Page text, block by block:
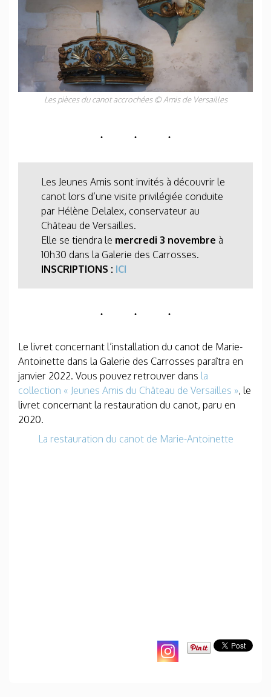
Les pièces du canot accrochées ©Amis de Versailles
Les Jeunes Amis sont invités à découvrir le
canot lors d’une visite privilégiée conduite
par Hélène Delalex, conservateur au
Château de Versailles.
Elle se tiendra le mercredi 3 novembre à
10h30 dans la Galerie des Carrosses.
INSCRIPTIONS : ICI
Le livret concernant l’installation du canot de Marie-
Antoinette dans la Galerie des Carrosses paraîtra en
janvier 2022. Vous pouvez retrouver dans la
collection « Jeunes Amis du Château de Versailles », le
livret concernant la restauration du canot, paru en
2020.
La restauration du canot de Marie-Antoinette